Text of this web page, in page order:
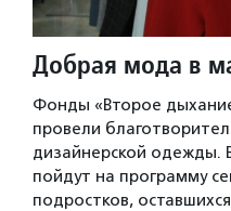
Добрая мода в
Фонды «Второе
провели
дизайнерской одежды.
пойдут на программу
подростков,